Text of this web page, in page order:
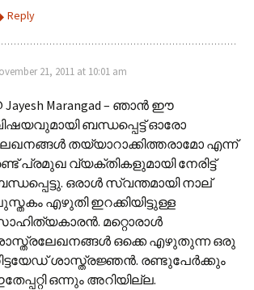
Reply
21, 2011 at 10:01 am
Jayesh Marangad – ഞാൻ ഈ
ബന്ധപ്പെട്ട് ഓരോ
തയ്യാറാക്കിത്തരാമോ എന്ന്
പ്രമുഖ വ്യക്തികളുമായി നേരിട്ട്
ഒരാൾ സ്വന്തമായി നാല്
എഴുതി ഇറക്കിയിട്ടുള്ള
മറ്റൊരാൾ
ഒക്കെ എഴുതുന്ന ഒരു
ശാസ്ത്രജ്ഞൻ. രണ്ടുപേർക്കും
ഒന്നും അറിയില്ല.